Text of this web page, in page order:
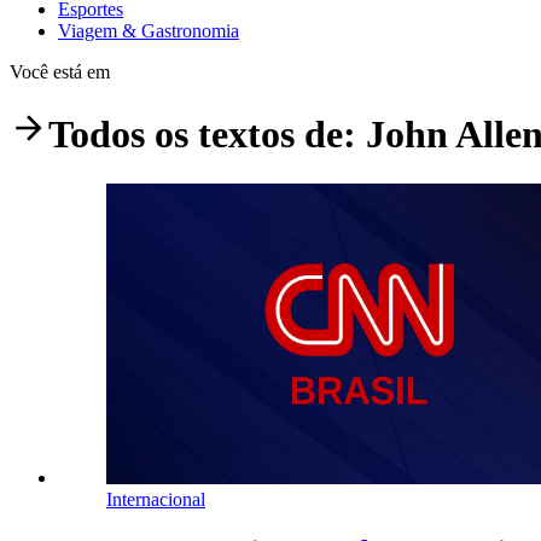
Esportes
Viagem & Gastronomia
Você está em
Todos os textos de: John
Internacional